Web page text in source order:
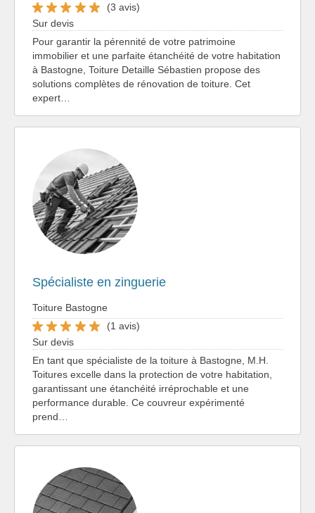
(3 avis)
Sur devis
Pour garantir la pérennité de votre patrimoine
immobilier et une parfaite étanchéité de votre habitation
à Bastogne, Toiture Detaille Sébastien propose des
solutions complètes de rénovation de toiture. Cet
expert…
Spécialiste en zinguerie
Toiture Bastogne
(1 avis)
Sur devis
En tant que spécialiste de la toiture à Bastogne, M.H.
Toitures excelle dans la protection de votre habitation,
garantissant une étanchéité irréprochable et une
performance durable. Ce couvreur expérimenté
prend…